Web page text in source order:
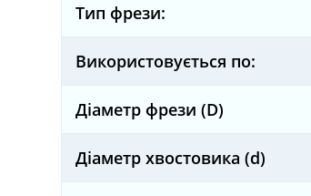
Тип фрези:
Використовується по:
Діаметр фрези (D)
Діаметр хвостовика (d)